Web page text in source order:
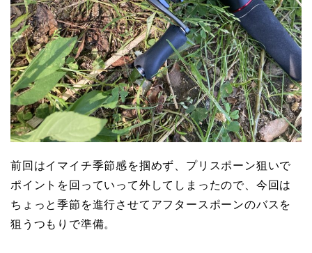
前回はイマイチ季節感を掴めず、プリスポーン狙いで
ポイントを回っていって外してしまったので、今回は
ちょっと季節を進行させてアフタースポーンのバスを
狙うつもりで準備。